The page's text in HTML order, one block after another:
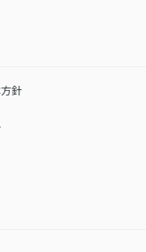
針